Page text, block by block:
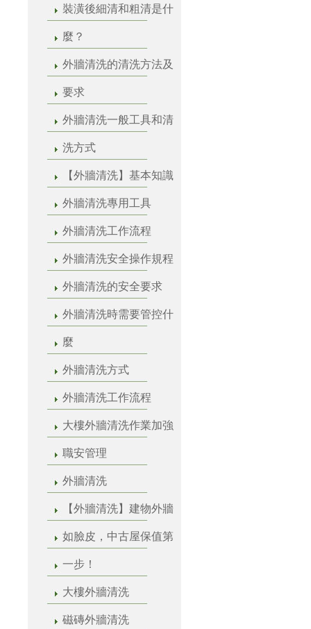
裝潢後細清和粗清是什
麼？
外牆清洗的清洗方法及
要求
外牆清洗一般工具和清
洗方式
【外牆清洗】基本知識
外牆清洗專用工具
外牆清洗工作流程
外牆清洗安全操作規程
外牆清洗的安全要求
外牆清洗時需要管控什
麼
外牆清洗方式
外牆清洗工作流程
大樓外牆清洗作業加強
職安管理
外牆清洗
【外牆清洗】建物外牆
如臉皮，中古屋保值第
一步！
大樓外牆清洗
磁磚外牆清洗